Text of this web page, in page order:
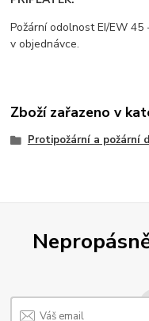
Požární odolnost EI/EW
v objednávce.
Zboží zařazeno v
Protipožární a požární